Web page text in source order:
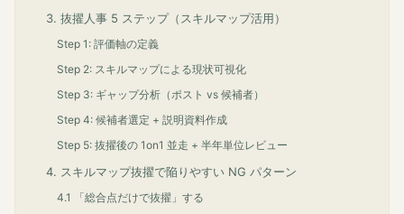
3. 抜擢人事 5 ステップ（スキルマップ活用）
Step 1: 評価軸の定義
Step 2: スキルマップによる現状可視化
Step 3: ギャップ分析（ポスト vs 候補者）
Step 4: 候補者選定 + 説明資料作成
Step 5: 抜擢後の 1on1 並走 + 半年単位レビュー
4. スキルマップ抜擢で陥りやすい NG パターン
4.1 「総合点だけで抜擢」する